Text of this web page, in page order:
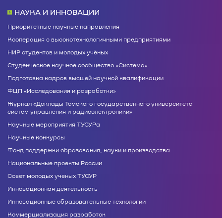
НАУКА И ИННОВАЦИИ
Приоритетные научные направления
Кооперация с высокотехнологичными предприятиями
НИР студентов и молодых учёных
Студенческое научное сообщество «Система»
Подготовка кадров высшей научной квалификации
ФЦП «Исследования и разработки»
Журнал «Доклады Томского государственного университета
систем управления и радиоэлектроники»
Научные мероприятия ТУСУРа
Научные конкурсы
Фонд поддержки образования, науки и производства
Национальные проекты России
Совет молодых ученых ТУСУР
Инновационная деятельность
Инновационные образовательные технологии
Коммерциализация разработок